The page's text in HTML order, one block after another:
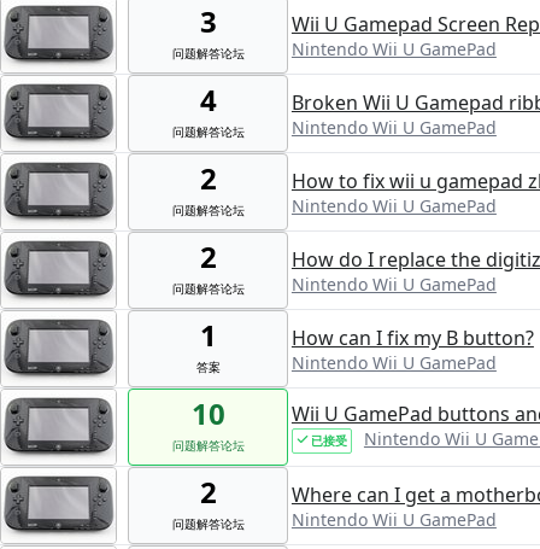
3
问题解答论坛
Wii U Gamepad Screen
Nintendo Wii U GamePad
4
问题解答论坛
Broken Wii U Gamepad
Nintendo Wii U GamePad
2
问题解答论坛
How to fix wii u gamepad
Nintendo Wii U GamePad
2
问题解答论坛
How do I replace the
Nintendo Wii U GamePad
1
答案
How can I fix my B button?
Nintendo Wii U GamePad
10
问题解答论坛
Wii U GamePad buttons
已接受 Nintendo Wii U
2
问题解答论坛
Where can I get a
Nintendo Wii U GamePad